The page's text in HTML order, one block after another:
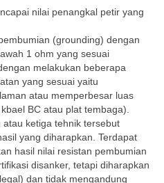
nilai penangkal petir yang
(grounding) dengan
1 ohm yang sesuai
melakukan beberapa
yang sesuai yaitu
atau memperbesar luas
BC atau plat tembaga).
ketiga tehnik tersebut
yang diharapkan. Terdapat
hasil nilai resistan pembumian
disanker, tetapi diharapkan
dan tidak mengandung